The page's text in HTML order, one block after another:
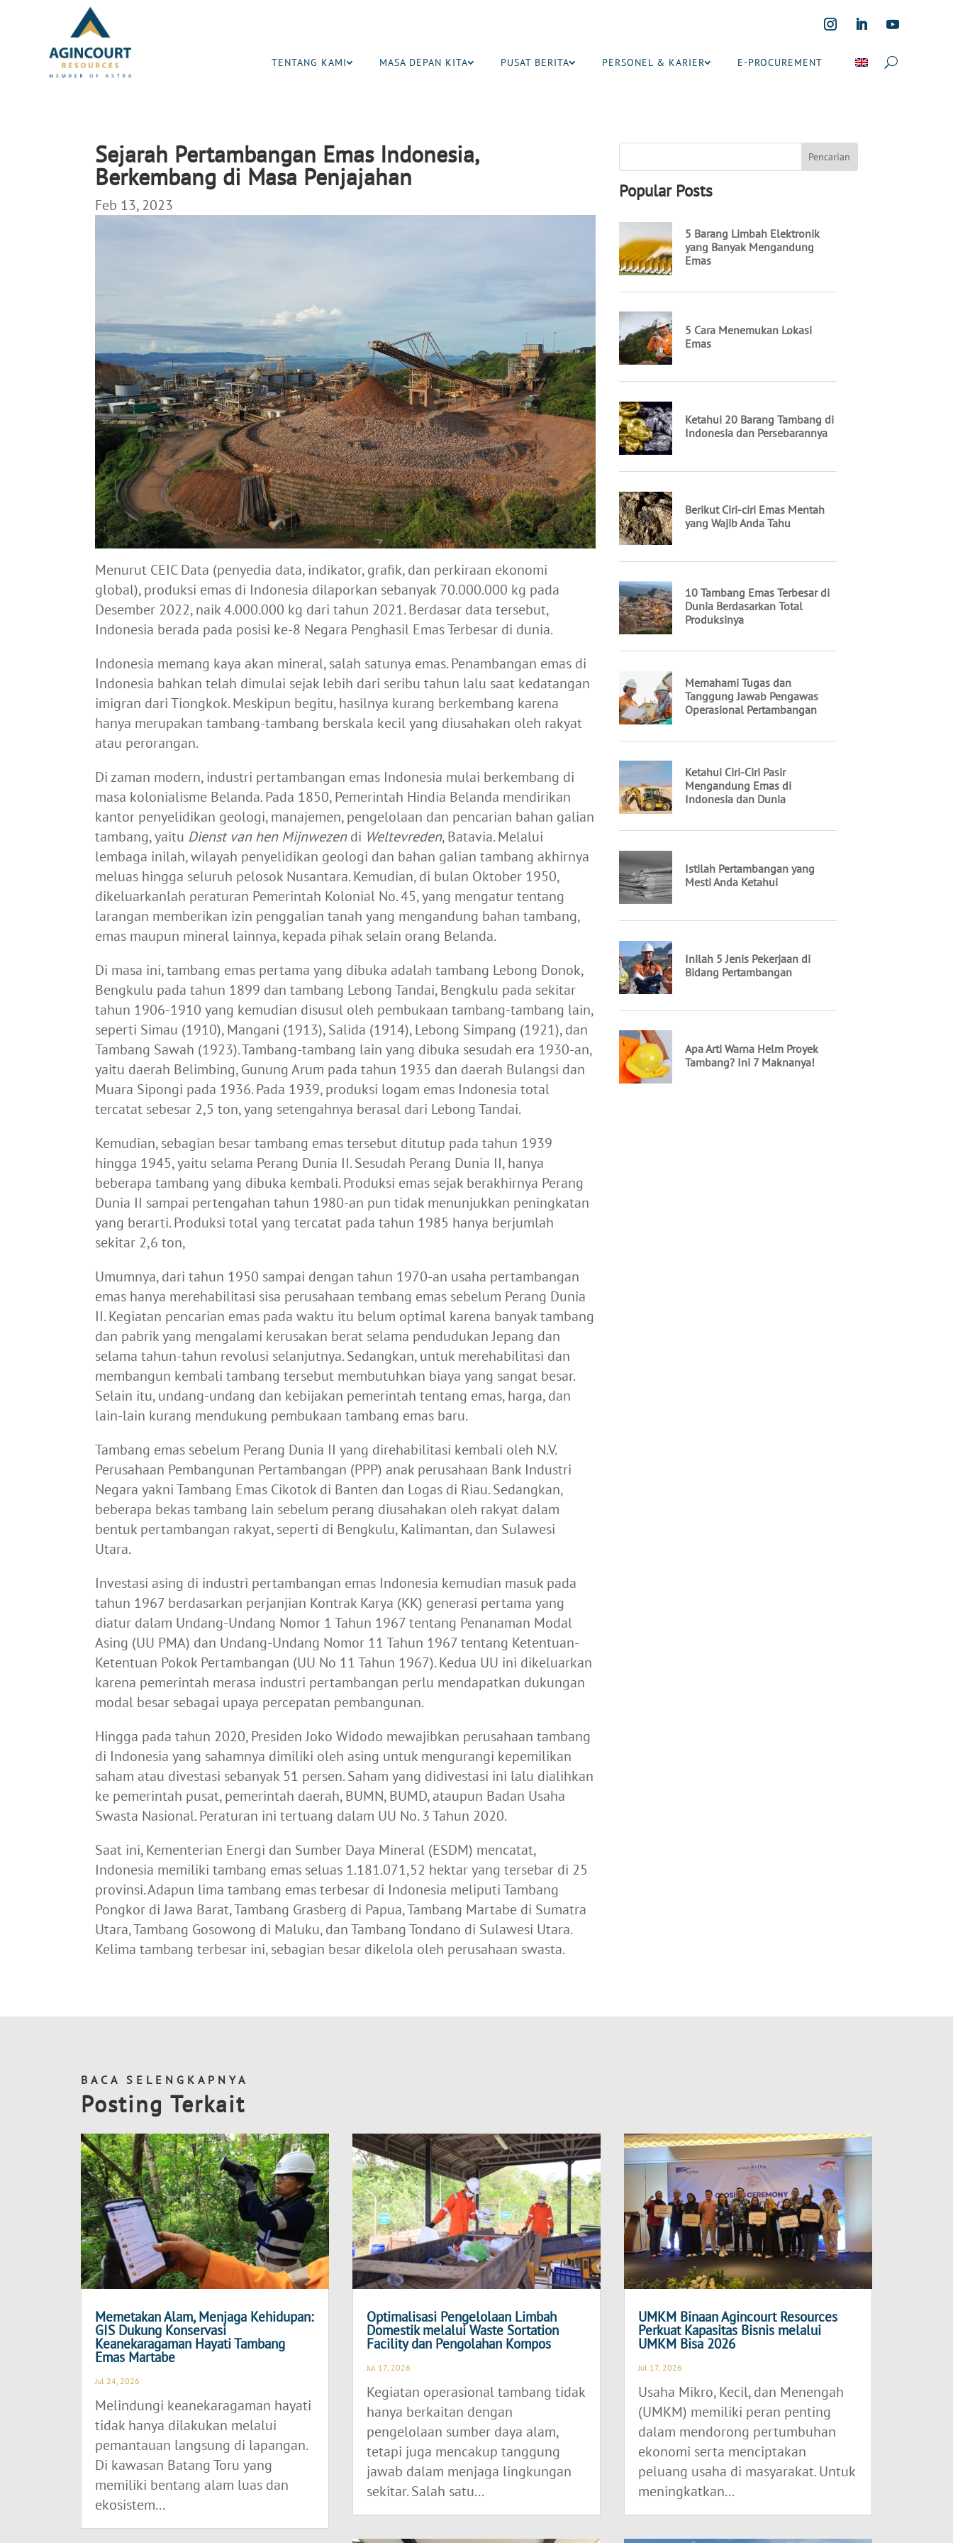
TENTANG KAMI MASA DEPAN KITA PUSAT BERITA PERSONEL & KARIER E-PROCUREMENT
Sejarah Pertambangan Emas Indonesia,
Berkembang di Masa Penjajahan
Feb 13, 2023
Menurut CEIC Data (penyedia data, indikator, grafik, dan perkiraan ekonomi
global), produksi emas di Indonesia dilaporkan sebanyak 70.000.000 kg pada
Desember 2022, naik 4.000.000 kg dari tahun 2021. Berdasar data tersebut,
Indonesia berada pada posisi ke-8 Negara Penghasil Emas Terbesar di dunia.
Indonesia memang kaya akan mineral, salah satunya emas. Penambangan emas di
Indonesia bahkan telah dimulai sejak lebih dari seribu tahun lalu saat kedatangan
imigran dari Tiongkok. Meskipun begitu, hasilnya kurang berkembang karena
hanya merupakan tambang-tambang berskala kecil yang diusahakan oleh rakyat
atau perorangan.
Di zaman modern, industri pertambangan emas Indonesia mulai berkembang di
masa kolonialisme Belanda. Pada 1850, Pemerintah Hindia Belanda mendirikan
kantor penyelidikan geologi, manajemen, pengelolaan dan pencarian bahan galian
tambang, yaitu Dienst van hen Mijnwezendi Weltevreden, Batavia. Melalui
lembaga inilah, wilayah penyelidikan geologi dan bahan galian tambang akhirnya
meluas hingga seluruh pelosok Nusantara. Kemudian, di bulan Oktober 1950,
dikeluarkanlah peraturan Pemerintah Kolonial No. 45, yang mengatur tentang
larangan memberikan izin penggalian tanah yang mengandung bahan tambang,
emas maupun mineral lainnya, kepada pihak selain orang Belanda.
Di masa ini, tambang emas pertama yang dibuka adalah tambang Lebong Donok,
Bengkulu pada tahun 1899 dan tambang Lebong Tandai, Bengkulu pada sekitar
tahun 1906-1910 yang kemudian disusul oleh pembukaan tambang-tambang lain,
seperti Simau (1910), Mangani (1913), Salida (1914), Lebong Simpang (1921), dan
Tambang Sawah (1923). Tambang-tambang lain yang dibuka sesudah era 1930-an,
yaitu daerah Belimbing, Gunung Arum pada tahun 1935 dan daerah Bulangsi dan
Muara Sipongi pada 1936. Pada 1939, produksi logam emas Indonesia total
tercatat sebesar 2,5 ton, yang setengahnya berasal dari Lebong Tandai.
Kemudian, sebagian besar tambang emas tersebut ditutup pada tahun 1939
hingga 1945, yaitu selama Perang Dunia II. Sesudah Perang Dunia II, hanya
beberapa tambang yang dibuka kembali. Produksi emas sejak berakhirnya Perang
Dunia II sampai pertengahan tahun 1980-an pun tidak menunjukkan peningkatan
yang berarti. Produksi total yang tercatat pada tahun 1985 hanya berjumlah
sekitar 2,6 ton,
Umumnya, dari tahun 1950 sampai dengan tahun 1970-an usaha pertambangan
emas hanya merehabilitasi sisa perusahaan tembang emas sebelum Perang Dunia
II. Kegiatan pencarian emas pada waktu itu belum optimal karena banyak tambang
dan pabrik yang mengalami kerusakan berat selama pendudukan Jepang dan
selama tahun-tahun revolusi selanjutnya. Sedangkan, untuk merehabilitasi dan
membangun kembali tambang tersebut membutuhkan biaya yang sangat besar.
Selain itu, undang-undang dan kebijakan pemerintah tentang emas, harga, dan
lain-lain kurang mendukung pembukaan tambang emas baru.
Tambang emas sebelum Perang Dunia II yang direhabilitasi kembali oleh N.V.
Perusahaan Pembangunan Pertambangan (PPP) anak perusahaan Bank Industri
Negara yakni Tambang Emas Cikotok di Banten dan Logas di Riau. Sedangkan,
beberapa bekas tambang lain sebelum perang diusahakan oleh rakyat dalam
bentuk pertambangan rakyat, seperti di Bengkulu, Kalimantan, dan Sulawesi
Utara.
Investasi asing di industri pertambangan emas Indonesia kemudian masuk pada
tahun 1967 berdasarkan perjanjian Kontrak Karya (KK) generasi pertama yang
diatur dalam Undang-Undang Nomor 1 Tahun 1967 tentang Penanaman Modal
Asing (UU PMA) dan Undang-Undang Nomor 11 Tahun 1967 tentang Ketentuan-
Ketentuan Pokok Pertambangan (UU No 11 Tahun 1967). Kedua UU ini dikeluarkan
karena pemerintah merasa industri pertambangan perlu mendapatkan dukungan
modal besar sebagai upaya percepatan pembangunan.
Hingga pada tahun 2020, Presiden Joko Widodo mewajibkan perusahaan tambang
di Indonesia yang sahamnya dimiliki oleh asing untuk mengurangi kepemilikan
saham atau divestasi sebanyak 51 persen. Saham yang didivestasi ini lalu dialihkan
ke pemerintah pusat, pemerintah daerah, BUMN, BUMD, ataupun Badan Usaha
Swasta Nasional. Peraturan ini tertuang dalam UU No. 3 Tahun 2020.
Saat ini, Kementerian Energi dan Sumber Daya Mineral (ESDM) mencatat,
Indonesia memiliki tambang emas seluas 1.181.071,52 hektar yang tersebar di 25
provinsi. Adapun lima tambang emas terbesar di Indonesia meliputi Tambang
Pongkor di Jawa Barat, Tambang Grasberg di Papua, Tambang Martabe di Sumatra
Utara, Tambang Gosowong di Maluku, dan Tambang Tondano di Sulawesi Utara.
Kelima tambang terbesar ini, sebagian besar dikelola oleh perusahaan swasta.
Popular Posts
BACA SELENGKAPNYA
Posting Terkait
Memetakan Alam, Menjaga Kehidupan:
GIS Dukung Konservasi
Keanekaragaman Hayati Tambang
Emas Martabe
Jul 24, 2026
Melindungi keanekaragaman hayati
tidak hanya dilakukan melalui
pemantauan langsung di lapangan.
Di kawasan Batang Toru yang
memiliki bentang alam luas dan
ekosistem...
Optimalisasi Pengelolaan Limbah
Domestik melalui Waste Sortation
Facility dan Pengolahan Kompos
Jul 17, 2026
Kegiatan operasional tambang tidak
hanya berkaitan dengan
pengelolaan sumber daya alam,
tetapi juga mencakup tanggung
jawab dalam menjaga lingkungan
sekitar. Salah satu...
UMKM Binaan Agincourt Resources
Perkuat Kapasitas Bisnis melalui
UMKM Bisa 2026
Jul 17, 2026
Usaha Mikro, Kecil, dan Menengah
(UMKM) memiliki peran penting
dalam mendorong pertumbuhan
ekonomi serta menciptakan
peluang usaha di masyarakat. Untuk
meningkatkan...